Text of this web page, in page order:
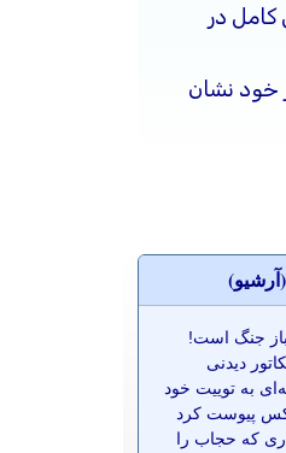
در
خود نشان
جنگ است!
دیدنی
به توییت خود
پیوست کرد
که حجاب را